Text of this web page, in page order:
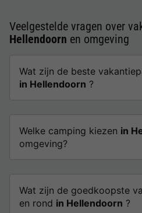
Veelgestelde vragen over
Hellendoorn en omgeving
Wat zijn de beste
in Hellendoorn ?
Welke camping kiezen in
omgeving?
Wat zijn de goedkoopste
en rond in Hellendoorn ?